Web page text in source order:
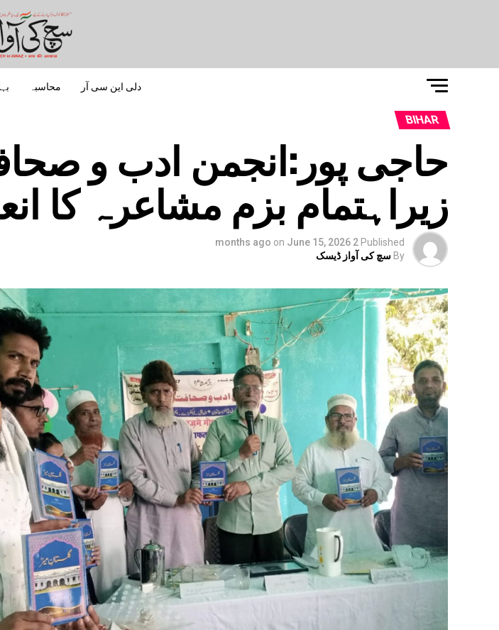
دلی این سی آر محاسبہ
BIHAR
حاجی پور:انجمن ادب و
زیراہتمام بزم مشاعرہ کا
Published
2 months ago
on June 15, 2026
By سچ کی آواز ڈیسک